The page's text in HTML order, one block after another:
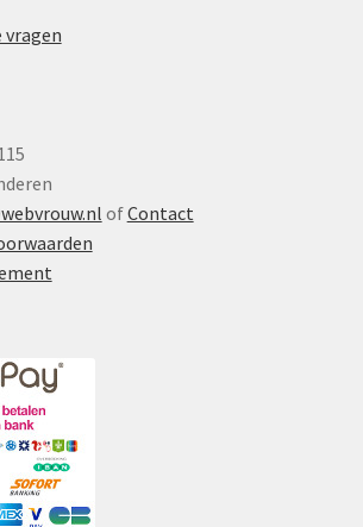
vragen
ofContact